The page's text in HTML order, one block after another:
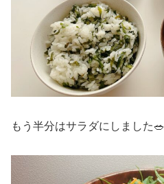
もう半分はサラダにしました🥗